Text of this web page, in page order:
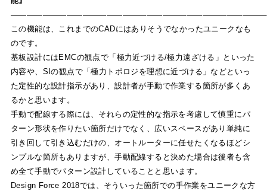
この機能は、これまでのCADにはありそうでなかったユニークなも
のです。
基板設計にはEMCの観点で「極力近づける/極力遠ざける」といった
内容や、SIの観点で「極力トポロジを理想に近づける」などといっ
た定性的な設計指示があり、設計者が手動で作業する箇所が多くあ
るかと思います。
手動で配線する際には、それらの定性的な指示を考慮して慎重にパ
ターン形状を作りたい箇所だけでなく、広いスペースがあり単純に
引き回して引き込むだけの、オートルーターに任せたくなるほどシ
ンプルな箇所もありますが、手動配線すると決めた場合は後者も含
め全て手動でパターン設計していることと思います。
Design Force 2018では、そういった箇所での手作業をユニークな方